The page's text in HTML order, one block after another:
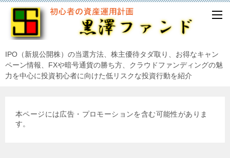
IPO（新規公開株）の当選方法、株主優待タダ取り、お得なキャン
ペーン情報、FXや暗号通貨の勝ち方、クラウドファンディングの魅
力を中心に投資初心者に向けた低リスクな投資行動を紹介
本ページには広告・プロモーションを含む可能性がありま
す。